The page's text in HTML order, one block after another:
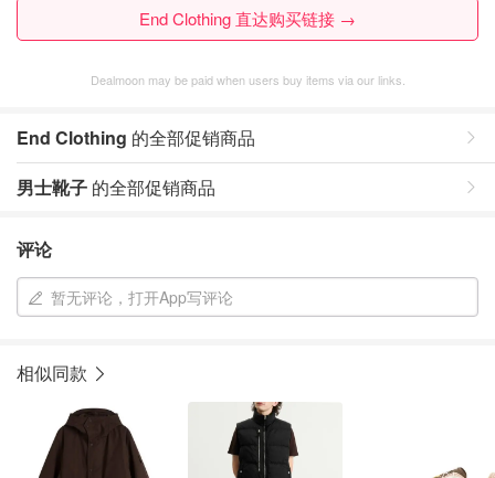
End Clothing 直达购买链接 →
Dealmoon may be paid when users buy items via our links.
End Clothing 的全部促销商品
男士靴子 的全部促销商品
评论
暂无评论，打开App写评论
相似同款